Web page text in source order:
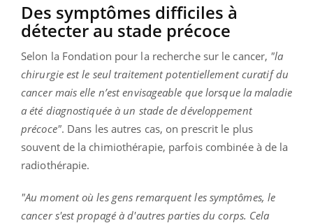
Des symptômes difficiles à
détecter au stade précoce
Selon la Fondation pour la recherche sur le cancer, "la
chirurgie est le seul traitement potentiellement curatif du
cancer mais elle n’est envisageable que lorsque la maladie
a été diagnostiquée à un stade de développement
précoce". Dans les autres cas, on prescrit le plus
souvent de la chimiothérapie, parfois combinée à de la
radiothérapie.
"Au moment où les gens remarquent les symptômes, le
cancer s'est propagé à d'autres parties du corps. Cela